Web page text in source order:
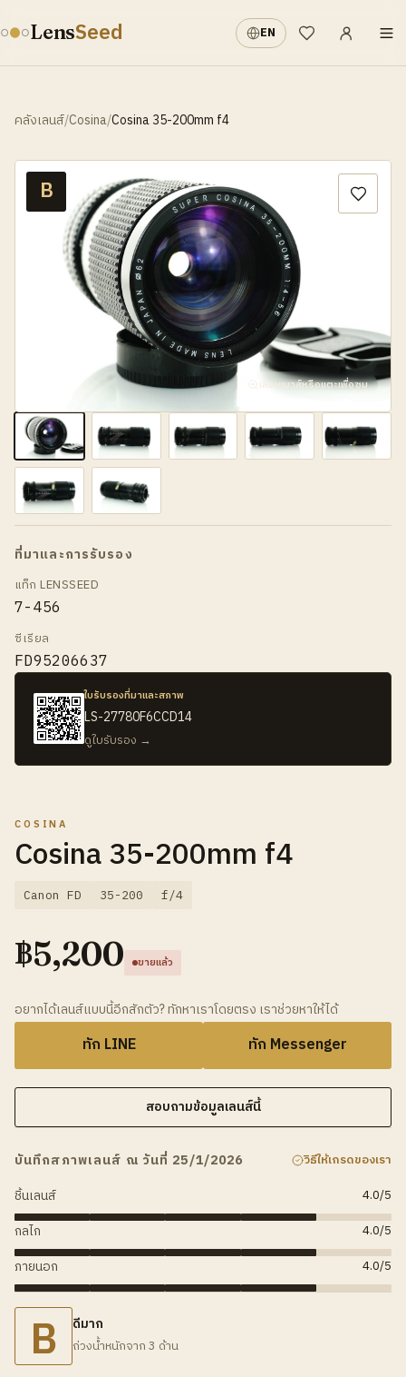
LensSeed EN รายการที่อยากได้
เข้าสู่ระบบ·
คลังเลนส์/Cosina/Cosina 35-200mm f4
B
เลื่อนเมาส์หรือแตะเพื่อซูม
ที่มาและการรับรอง
แท็ก LENSSEED
7-456
ซีเรียล
FD95206637
ใบรับรองที่มาและสภาพ
LS-27780F6CCD14
ดูใบรับรอง →
COSINA
Cosina 35-200mm f4
Canon FD 35-200 f/4
฿5,200 ขายแล้ว
อยากได้เลนส์แบบนี้อีกสักตัว? ทักหาเราโดยตรง เราช่วยหาให้ได้
ทัก LINE ทัก Messenger
สอบถามข้อมูลเลนส์นี้
บันทึกสภาพเลนส์ ณ วันที่ 25/1/2026 วิธีให้เกรดของเรา
ชิ้นเลนส์ 4.0/5
กลไก 4.0/5
ภายนอก 4.0/5
B ดีมาก
ถ่วงน้ำหนักจาก 3 ด้าน